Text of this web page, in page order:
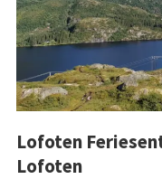
Lofoten
Lofoten